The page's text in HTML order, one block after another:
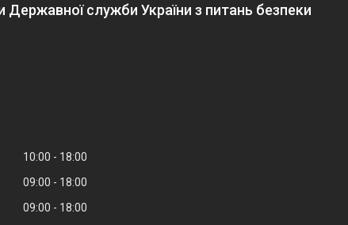
Державної служби України з питань безпеки
10:00
18:00
09:00
18:00
09:00
18:00